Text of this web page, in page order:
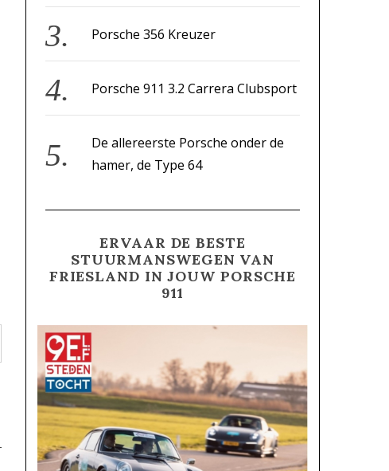
Porsche 356 Kreuzer
Porsche 911 3.2 Carrera Clubsport
De allereerste Porsche onder de
hamer, de Type 64
ERVAAR DE BESTE
STUURMANSWEGEN VAN
FRIESLAND IN JOUW PORSCHE
911